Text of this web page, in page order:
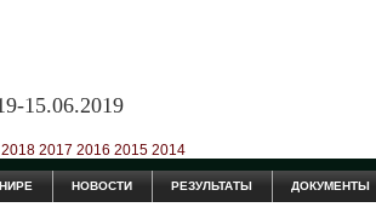
15.06.2019
2018 2017 2016 2015 2014
НОВОСТИ РЕЗУЛЬТАТЫ ДОКУМЕНТЫ